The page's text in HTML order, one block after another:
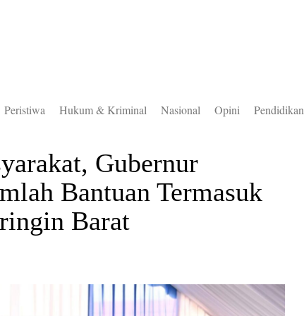
Timur
Utara
Mas
Peristiwa Hukum & Kriminal Nasional Opini Pendidikan
Gubernur
Bantuan Termasuk
Barat